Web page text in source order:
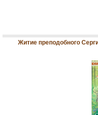
Житие преподобного